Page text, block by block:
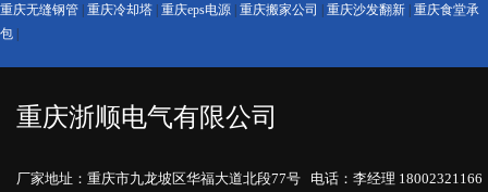
重庆无缝钢管 重庆冷却塔 重庆eps电源 重庆搬家公司 重庆沙发翻新 重庆食堂承
包
重庆浙顺电气有限公司
厂家地址：重庆市九龙坡区华福大道北段77号 电话：李经理 18002321166